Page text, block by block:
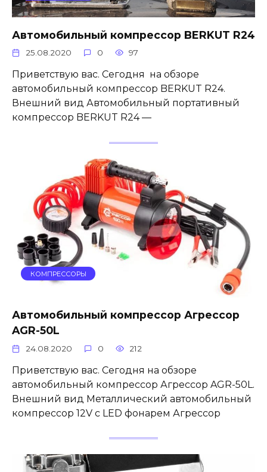
Автомобильный компрессор BERKUT R24
25.08.2020 0 97
Приветствую вас. Сегодня на обзоре
автомобильный компрессор BERKUT R24.
Внешний вид Автомобильный портативный
компрессор BERKUT R24 —
КОМПРЕССОРЫ
Автомобильный компрессор Агрессор
AGR-50L
24.08.2020 0 212
Приветствую вас. Сегодня на обзоре
автомобильный компрессор Агрессор AGR-50L.
Внешний вид Металлический автомобильный
компрессор 12V с LED фонарем Агрессор